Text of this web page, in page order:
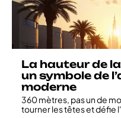
La hauteur de
un symbole de
moderne
360 mètres, pas un de
tourner les têtes et défie